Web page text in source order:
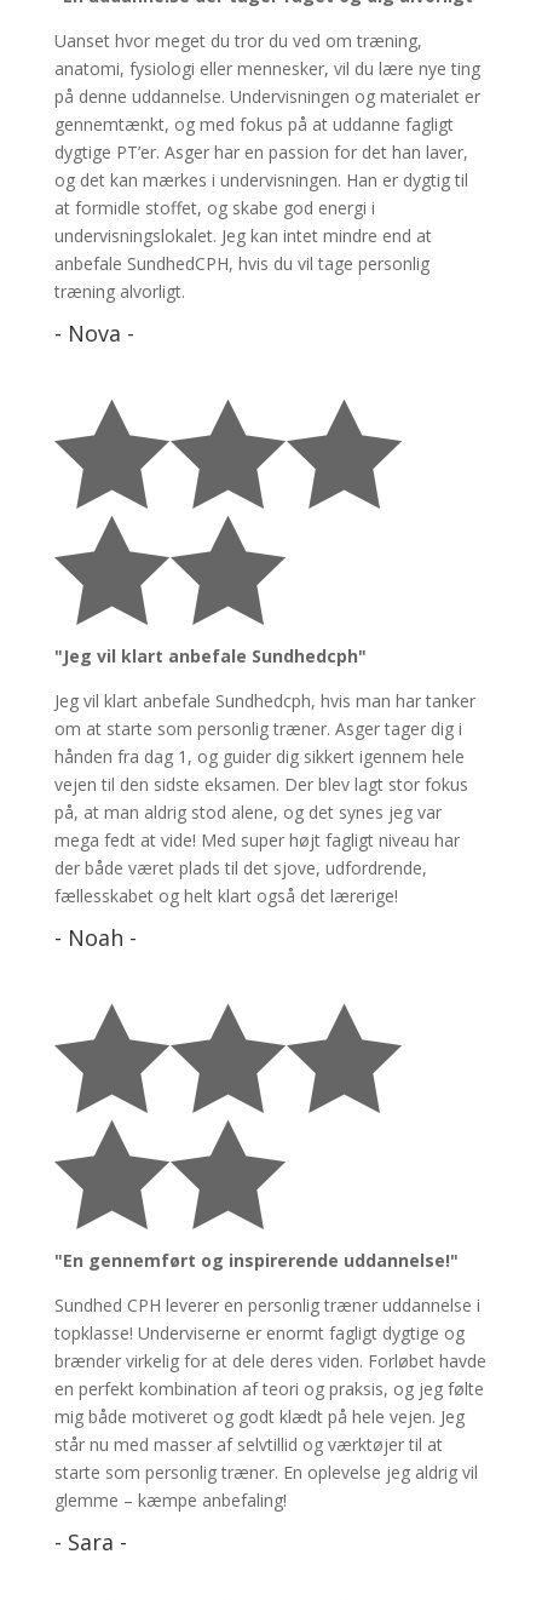
Uanset hvor meget du tror du ved om træning,
anatomi, fysiologi eller mennesker, vil du lære nye ting
på denne uddannelse. Undervisningen og materialet er
gennemtænkt, og med fokus på at uddanne fagligt
dygtige PT’er. Asger har en passion for det han laver,
og det kan mærkes i undervisningen. Han er dygtig til
at formidle stoffet, og skabe god energi i
undervisningslokalet. Jeg kan intet mindre end at
anbefale SundhedCPH, hvis du vil tage personlig
træning alvorligt.
- Nova -


"Jeg vil klart anbefale Sundhedcph"
Jeg vil klart anbefale Sundhedcph, hvis man har tanker
om at starte som personlig træner. Asger tager dig i
hånden fra dag 1, og guider dig sikkert igennem hele
vejen til den sidste eksamen. Der blev lagt stor fokus
på, at man aldrig stod alene, og det synes jeg var
mega fedt at vide! Med super højt fagligt niveau har
der både været plads til det sjove, udfordrende,
fællesskabet og helt klart også det lærerige!
- Noah -


"En gennemført og inspirerende uddannelse!"
Sundhed CPH leverer en personlig træner uddannelse i
topklasse! Underviserne er enormt fagligt dygtige og
brænder virkelig for at dele deres viden. Forløbet havde
en perfekt kombination af teori og praksis, og jeg følte
mig både motiveret og godt klædt på hele vejen. Jeg
står nu med masser af selvtillid og værktøjer til at
starte som personlig træner. En oplevelse jeg aldrig vil
glemme – kæmpe anbefaling!
- Sara -